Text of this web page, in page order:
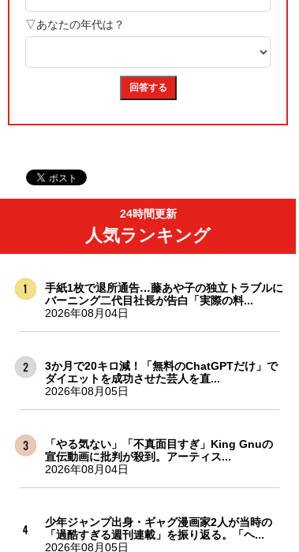
24時間更新
人気ランキング
手紙1枚で退所通告…藤あや子の独立トラブルに
バーニング二代目社長が告白「実際の料...
2026年08月04日
3か月で20キロ減！「無料のChatGPTだけ」で
ダイエットを成功させた芸人を直...
2026年08月05日
「やる気ない」「不真面目すぎ」King Gnuの
宣伝動画に批判が殺到。アーティス...
2026年08月04日
少年ジャンプ出身・ギャグ漫画家2人が当時の
「過酷すぎる週刊連載」を振り返る。「ヘ...
2026年08月05日